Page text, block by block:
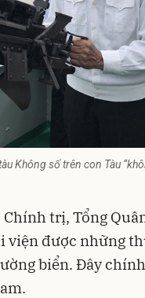
Không số trên con Tàu
trị, Tổng
viện được những
biển. Đây